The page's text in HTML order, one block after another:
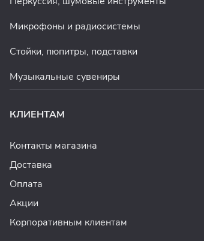
Микрофоны и радиосистемы
Стойки, пюпитры, подставки
Музыкальные сувениры
КЛИЕНТАМ
Контакты магазина
Доставка
Оплата
Акции
Корпоративным клиентам